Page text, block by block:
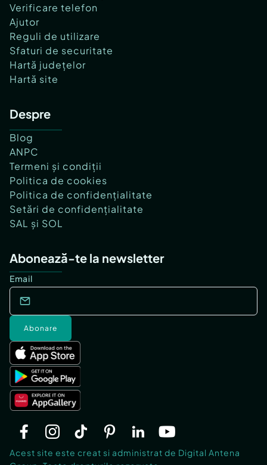
Verificare telefon
Ajutor
Reguli de utilizare
Sfaturi de securitate
Hartă județelor
Hartă site
Despre
Blog
ANPC
Termeni și condiții
Politica de cookies
Politica de confidențialitate
Setări de confidențialitate
SAL și SOL
Abonează-te la newsletter
Email
Abonare
Acest site este creat si administrat de Digital Antena